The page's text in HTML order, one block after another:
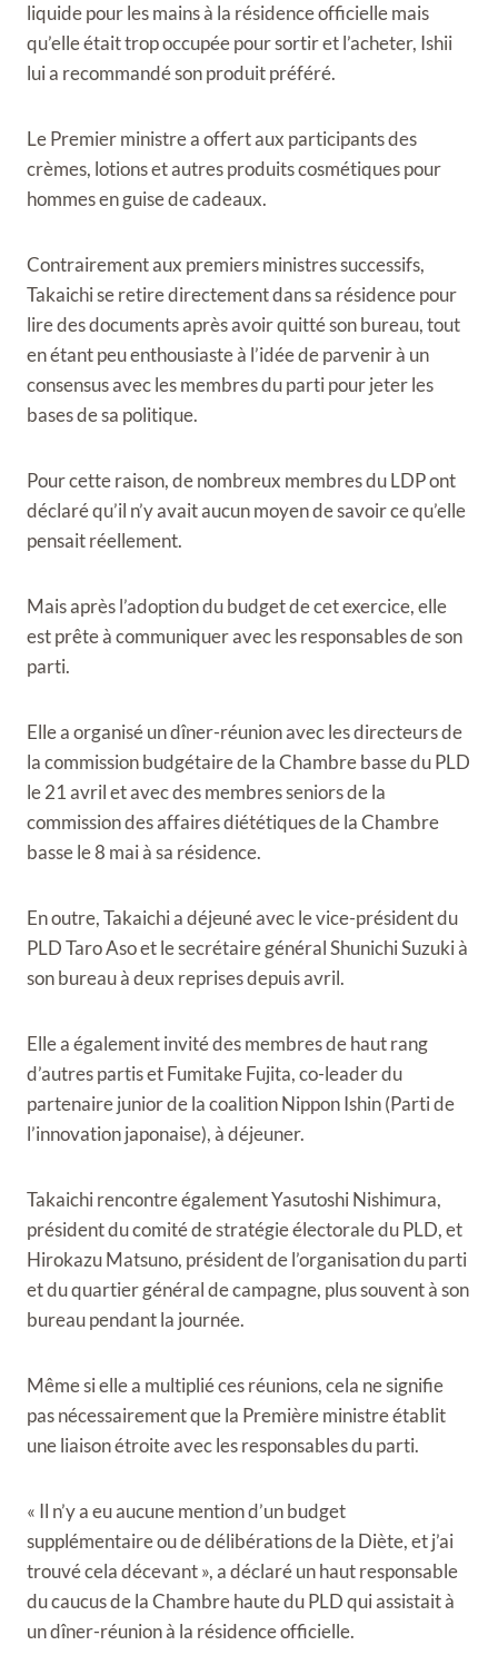
liquide pour les mains à la résidence officielle mais
qu’elle était trop occupée pour sortir et l’acheter, Ishii
lui a recommandé son produit préféré.
Le Premier ministre a offert aux participants des
crèmes, lotions et autres produits cosmétiques pour
hommes en guise de cadeaux.
Contrairement aux premiers ministres successifs,
Takaichi se retire directement dans sa résidence pour
lire des documents après avoir quitté son bureau, tout
en étant peu enthousiaste à l’idée de parvenir à un
consensus avec les membres du parti pour jeter les
bases de sa politique.
Pour cette raison, de nombreux membres du LDP ont
déclaré qu’il n’y avait aucun moyen de savoir ce qu’elle
pensait réellement.
Mais après l’adoption du budget de cet exercice, elle
est prête à communiquer avec les responsables de son
parti.
Elle a organisé un dîner-réunion avec les directeurs de
la commission budgétaire de la Chambre basse du PLD
le 21 avril et avec des membres seniors de la
commission des affaires diététiques de la Chambre
basse le 8 mai à sa résidence.
En outre, Takaichi a déjeuné avec le vice-président du
PLD Taro Aso et le secrétaire général Shunichi Suzuki à
son bureau à deux reprises depuis avril.
Elle a également invité des membres de haut rang
d’autres partis et Fumitake Fujita, co-leader du
partenaire junior de la coalition Nippon Ishin (Parti de
l’innovation japonaise), à ​​déjeuner.
Takaichi rencontre également Yasutoshi Nishimura,
président du comité de stratégie électorale du PLD, et
Hirokazu Matsuno, président de l’organisation du parti
et du quartier général de campagne, plus souvent à son
bureau pendant la journée.
Même si elle a multiplié ces réunions, cela ne signifie
pas nécessairement que la Première ministre établit
une liaison étroite avec les responsables du parti.
« Il n’y a eu aucune mention d’un budget
supplémentaire ou de délibérations de la Diète, et j’ai
trouvé cela décevant », a déclaré un haut responsable
du caucus de la Chambre haute du PLD qui assistait à
un dîner-réunion à la résidence officielle.